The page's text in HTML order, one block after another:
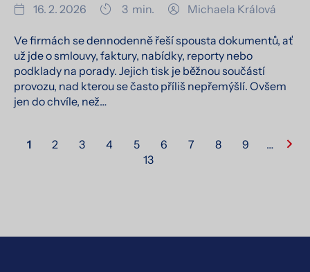
16. 2. 2026 3 min. Michaela Králová
Ve firmách se dennodenně řeší spousta dokumentů, ať
už jde o smlouvy, faktury, nabídky, reporty nebo
podklady na porady. Jejich tisk je běžnou součástí
provozu, nad kterou se často příliš nepřemýšlí. Ovšem
jen do chvíle, než…
1 2 3 4 5 6 7 8 9
…
13